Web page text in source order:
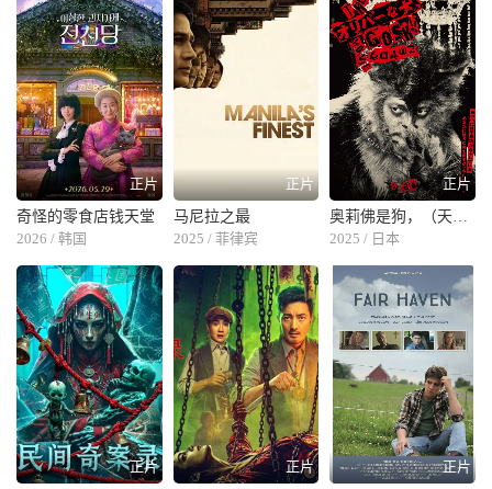
正片
奇怪的零食店钱天堂
2026 / 韩国
正片
马尼拉之最
2025 / 菲律宾
正片
2025 / 日本
正片
正片
正片